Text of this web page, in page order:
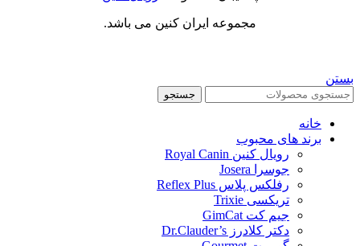
مجموعه ایران کنین می باشد.
بستن
جستجو
خانه
برند های محبوب
رویال کنین Royal Canin
جوسرا Josera
رفلکس پلاس Reflex Plus
تریکسی Trixie
جیم کت GimCat
دکتر کلادرز Dr.Clauder’s